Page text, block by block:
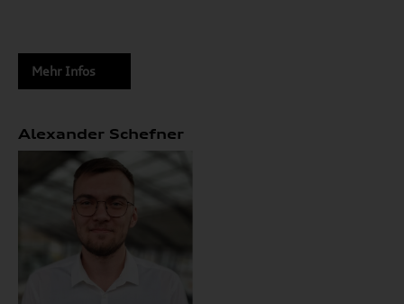
Mehr Infos
Alexander Schefner